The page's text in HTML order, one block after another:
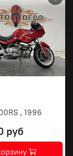
, 1996
руб